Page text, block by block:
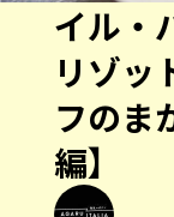
イル・
リゾッ
フのま
編】